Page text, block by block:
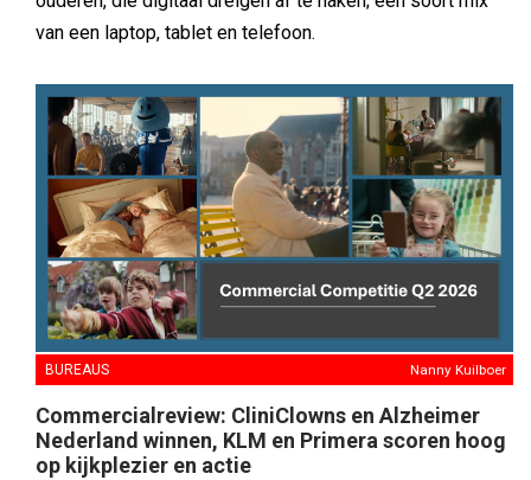
van een laptop, tablet en telefoon.
BUREAUS Nanny Kuilboer
Commercialreview: CliniClowns en Alzheimer
Nederland winnen, KLM en Primera scoren hoog
op kijkplezier en actie